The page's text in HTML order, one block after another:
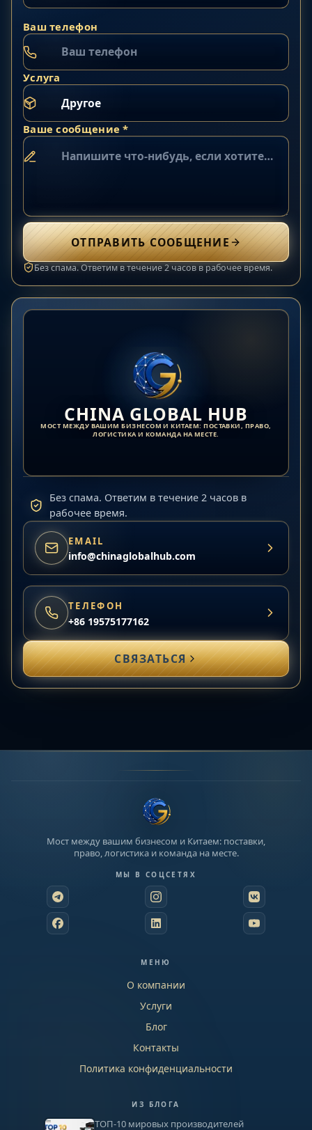
Ваш телефон
Услуга
Ваше сообщение *
ОТПРАВИТЬ СООБЩЕНИЕ
Без спама. Ответим в течение 2 часов в рабочее время.
CHINA GLOBAL HUB
МОСТ МЕЖДУ ВАШИМ БИЗНЕСОМ И КИТАЕМ: ПОСТАВКИ, ПРАВО,
ЛОГИСТИКА И КОМАНДА НА МЕСТЕ.
Без спама. Ответим в течение 2 часов в
рабочее время.
EMAIL
info@chinaglobalhub.com
ТЕЛЕФОН
+86 19575177162
СВЯЗАТЬСЯ
Мост между вашим бизнесом и Китаем: поставки,
право, логистика и команда на месте.
МЫ В СОЦСЕТЯХ
МЕНЮ
О компании
Услуги
Блог
Контакты
Политика конфиденциальности
ИЗ БЛОГА
ТОП-10 мировых производителей